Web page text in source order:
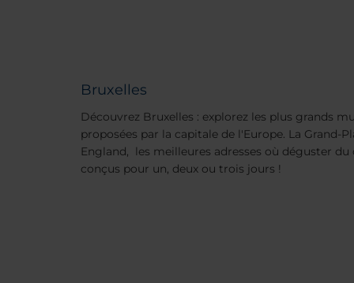
Bruxelles
Découvrez Bruxelles : explorez les plus grands
proposées par la capitale de l'Europe. La Grand-
England, les meilleures adresses où déguster
conçus pour un, deux ou trois jours !